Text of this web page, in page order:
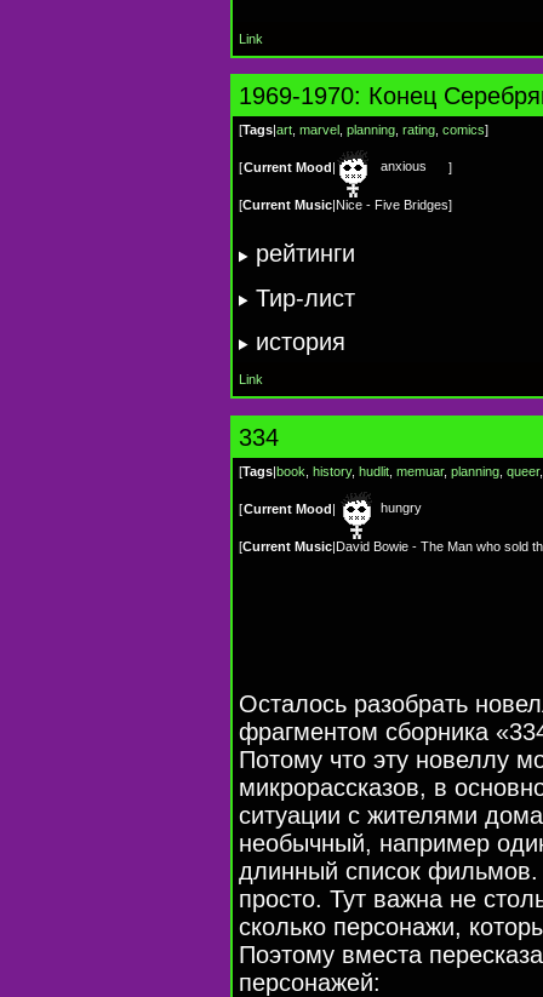
Link
1969-1970: Конец
[Tags art marvel planning rating сomics]
[Current Mood anxious ]
[Current Music Nice - Five Bridges]
рейтинги
Тир-лист
история
Link
334
[Tags|book history, hudlit memuar, planning queer
[Current Mood| hungry
[Current Music|David Bowie - The Man who sold
Осталось разобрать
фрагментом сборника
Потому что эту новеллу
микрорассказов, в
ситуации с жителями
необычный, например
длинный список фильмов.
просто. Тут важна не
сколько персонажи,
Поэтому вместа
персонажей: